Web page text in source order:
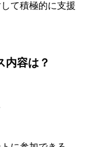
て積極的に支援
内容は？